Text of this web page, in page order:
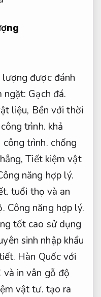
được đánh
ngặt: Gạch đá.
liệu, Bền với thời
trình. khả
trình. chống
Tiết kiệm vật
năng hợp lý.
tuổi thọ và an
Công năng hợp lý.
tốt cao sử dụng
sinh nhập khẩu
Hàn Quốc với
và in vân gỗ độ
vật tư. tạo ra